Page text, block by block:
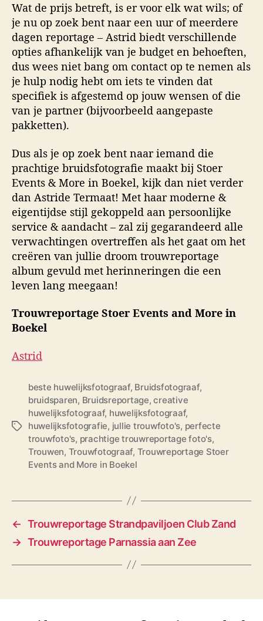
Wat de prijs betreft, is er voor elk wat wils; of
je nu op zoek bent naar een uur of meerdere
dagen reportage – Astrid biedt verschillende
opties afhankelijk van je budget en behoeften,
dus wees niet bang om contact op te nemen als
je hulp nodig hebt om iets te vinden dat
specifiek is afgestemd op jouw wensen of die
van je partner (bijvoorbeeld aangepaste
pakketten).
Dus als je op zoek bent naar iemand die
prachtige bruidsfotografie maakt bij Stoer
Events & More in Boekel, kijk dan niet verder
dan Astride Termaat! Met haar moderne &
eigentijdse stijl gekoppeld aan persoonlijke
service & aandacht – zal zij gegarandeerd alle
verwachtingen overtreffen als het gaat om het
creëren van jullie droom trouwreportage
album gevuld met herinneringen die een
leven lang meegaan!
Trouwreportage Stoer Events and More in
Boekel
Astrid
T
beste huwelijksfotograaf, Bruidsfotograaf,
bruidsparen, Bruidsreportage,creative
huwelijksfotograaf, huwelijksfotograaf,
huwelijksfotografie, jullie trouwfoto's, perfecte
trouwfoto's, prachtige trouwreportage foto's,
Trouwen, Trouwfotograaf, Trouwreportage Stoer
Events and More in Boekel
← Trouwreportage Strandpaviljoen Club Zand
→ Trouwreportage Parnassia aan Zee